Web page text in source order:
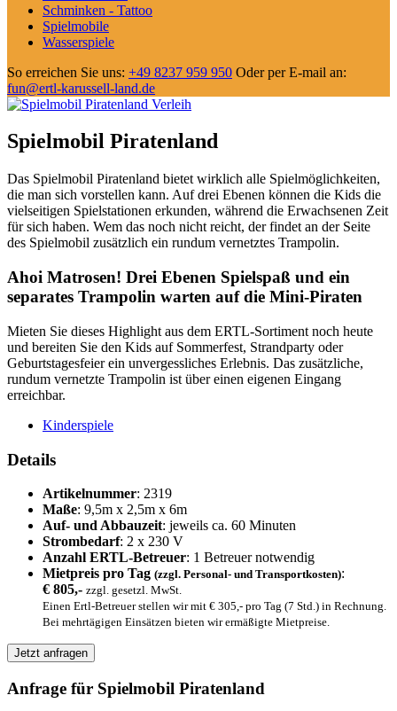
Schminken - Tattoo
Spielmobile
Wasserspiele
So erreichen Sie uns: +49 8237 959 950 Oder per E-mail an:
fun@ertl-karussell-land.de
Spielmobil Piratenland
Das Spielmobil Piratenland bietet wirklich alle Spielmöglichkeiten,
die man sich vorstellen kann. Auf drei Ebenen können die Kids die
vielseitigen Spielstationen erkunden, während die Erwachsenen Zeit
für sich haben. Wem das noch nicht reicht, der findet an der Seite
des Spielmobil zusätzlich ein rundum vernetztes Trampolin.
Ahoi Matrosen! Drei Ebenen Spielspaß und ein
separates Trampolin warten auf die Mini-Piraten
Mieten Sie dieses Highlight aus dem ERTL-Sortiment noch heute
und bereiten Sie den Kids auf Sommerfest, Strandparty oder
Geburtstagesfeier ein unvergessliches Erlebnis. Das zusätzliche,
rundum vernetzte Trampolin ist über einen eigenen Eingang
erreichbar.
Kinderspiele
Details
Artikelnummer: 2319
Maße: 9,5m x 2,5m x 6m
Auf- und Abbauzeit: jeweils ca. 60 Minuten
Strombedarf: 2 x 230 V
Anzahl ERTL-Betreuer: 1 Betreuer notwendig
Mietpreis pro Tag (zzgl. Personal- und Transportkosten):
€ 805,- zzgl. gesetzl. MwSt.
Einen Ertl-Betreuer stellen wir mit € 305,- pro Tag (7 Std.) in Rechnung.
Bei mehrtägigen Einsätzen bieten wir ermäßigte Mietpreise.
Jetzt anfragen
Anfrage für Spielmobil Piratenland